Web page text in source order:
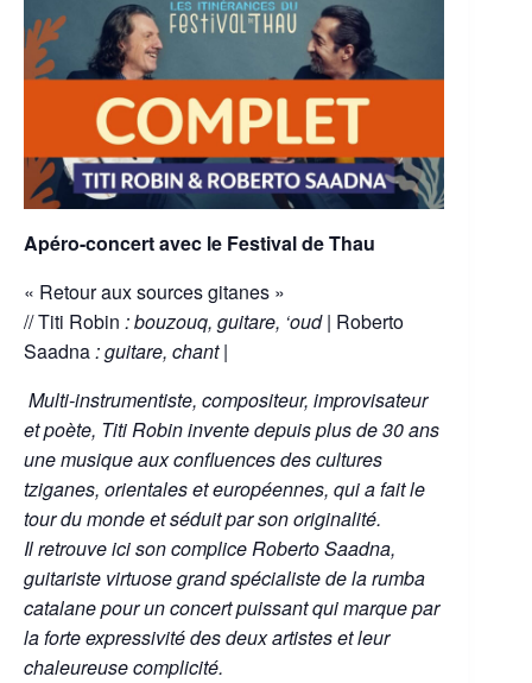
Apéro-concert avec le Festival de Thau
« Retour aux sources gitanes »
// Titi Robin : bouzouq, guitare, ‘oud | Roberto
Saadna: guitare, chant |
Multi-instrumentiste, compositeur, improvisateur
et poète, Titi Robin invente depuis plus de 30 ans
une musique aux confluences des cultures
tziganes, orientales et européennes, qui a fait le
tour du monde et séduit par son originalité.
Il retrouve ici son complice Roberto Saadna,
guitariste virtuose grand spécialiste de la rumba
catalane pour un concert puissant qui marque par
la forte expressivité des deux artistes et leur
chaleureuse complicité.